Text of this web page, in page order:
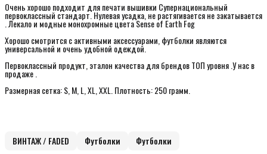
Очень хорошо подходит для печати вышивки Супернациональный
первоклассный стандарт. Нулевая усадка, не растягивается не закатывается
. Лекало и модные монохромные цвета Sense of Earth Fog
Хорошо смотрится с активными аксессуарами, футболки являются
универсальной и очень удобной одеждой.
Первоклассный продукт, эталон качества для брендов ТОП уровня .У нас в
продаже .
Размерная сетка: S, M, L, XL, XXL. Плотность: 250 грамм.
ВИНТАЖ / FADED Футболки Футболки